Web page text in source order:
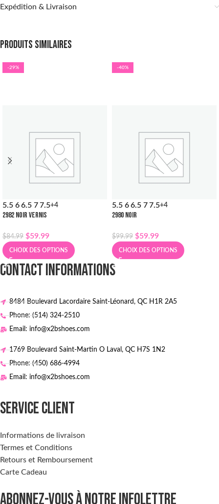
Expédition & Livraison
Produits similaires
-29%
5.5 6 6.5 7 7.5+4
2982 NOIR VERNIS
$84.99 $59.99
CHOIX DES OPTIONS
-40%
5.5 6 6.5 7 7.5+4
2980 NOIR
$99.99 $59.99
CHOIX DES OPTIONS
CONTACT INFORMATIONS
8484 Boulevard Lacordaire Saint-Léonard, QC H1R 2A5
Phone: (514) 324-2510
Email: info@x2bshoes.com
1769 Boulevard Saint-Martin O Laval, QC H7S 1N2
Phone: (450) 686-4994
Email: info@x2bshoes.com
SERVICE CLIENT
Informations de livraison
Termes et Conditions
Retours et Remboursement
Carte Cadeau
ABONNEZ-VOUS À NOTRE INFOLETTRE